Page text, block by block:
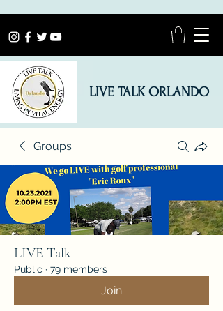
LIVE TALK ORLANDO
Groups
LIVE Talk
Public · 79 members
Join